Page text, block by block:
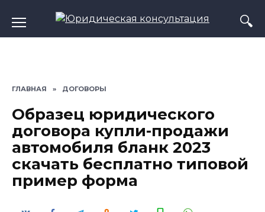
содержанию
ГЛАВНАЯ » ДОГОВОРЫ
Образец юридического
договора купли-продажи
автомобиля бланк 2023
скачать бесплатно типовой
пример форма